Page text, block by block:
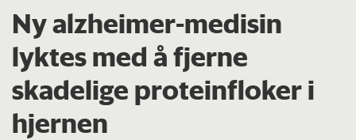
Ny alzheimer-medisin
lyktes med å fjerne
skadelige proteinfloker i
hjernen